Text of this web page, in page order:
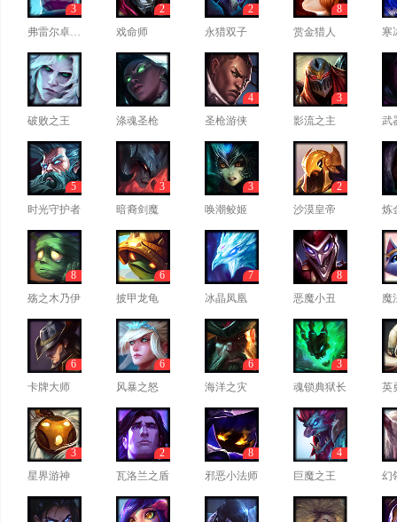
弗雷尔卓德之心
3
戏命师
2
永猎双子
2
赏金猎人
8
寒
破败之王 涤魂圣枪 圣枪游侠
4
影流之主
3
武
时光守护者
5
暗裔剑魔
3
唤潮鲛姬
3
沙漠皇帝
2
炼
殇之木乃伊
8
披甲龙龟
6
冰晶凤凰
7
恶魔小丑
8
魔
卡牌大师
6
风暴之怒
6
海洋之灾
6
魂锁典狱长
3
英
星界游神
3
瓦洛兰之盾
2
邪恶小法师
8
巨魔之王
4
幻